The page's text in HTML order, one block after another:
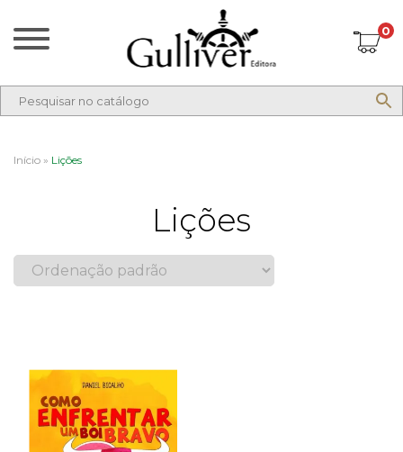
0
Início » Lições
Lições